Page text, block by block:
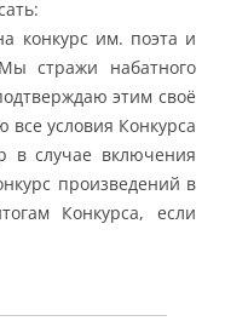
на конкурс им. поэта и
стражи набатного
этим своё
условия Конкурса
в случае включения
произведений в
Конкурса, если